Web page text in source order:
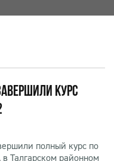
КУРС
полный курс по
в Талгарском районном